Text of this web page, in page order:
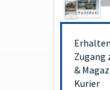
Zugang
&
Kurier